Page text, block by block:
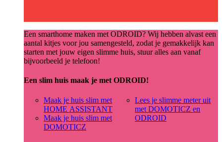
Een smarthome maken met ODROID? Wij hebben alvast een
aantal kitjes voor jou samengesteld, zodat je gemakkelijk kan
starten met jouw eigen slimme huis, stuur alles aan vanaf
bijvoorbeeld je telefoon!
Een slim huis maak je met ODROID!
Maak je huis slim met
HOME ASSISTANT
Maak je huis slim met
DOMOTICZ
Lees je slimme meter uit
met DOMOTICZ en
ODROID